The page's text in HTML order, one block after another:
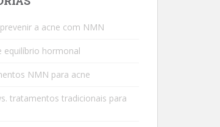
a acne com NMN
equilíbrio hormonal
NMN para acne
tratamentos tradicionais para